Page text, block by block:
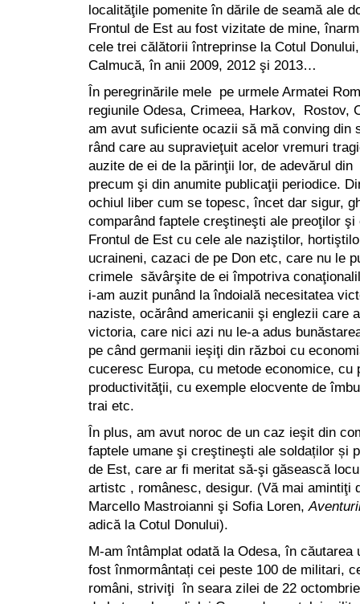
localităţile pomenite în dările de seamă ale
Frontul de Est au fost vizitate de mine,
cele trei călătorii întreprinse la Cotul
Calmucă, în anii 2009, 2012 şi 2013…
În peregrinările mele pe urmele Armatei
regiunile Odesa, Crimeea, Harkov, Rostov,
am avut suficiente ocazii să mă conving din
rând care au supravieţuit acelor vremuri
auzite de ei de la părinţii lor, de adevărul
precum şi din anumite publicaţii periodice.
ochiul liber cum se topesc, încet dar sigur,
comparând faptele creştineşti ale preoţilor
Frontul de Est cu cele ale naziştilor,
ucraineni, cazaci de pe Don etc, care nu le
crimele săvârşite de ei împotriva
i-am auzit punând la îndoială necesitatea
naziste, ocărând americanii şi englezii care
victoria, care nici azi nu le-a adus
pe când germanii ieşiţi din război cu
cuceresc Europa, cu metode economice, cu
productivităţii, cu exemple elocvente de
trai etc.
În plus, am avut noroc de un caz ieşit din
faptele umane şi creştineşti ale soldaților și
de Est, care ar fi meritat să-şi găsească
artistc , românesc, desigur. (Vă mai amintiţi
Marcello Mastroianni şi Sofia Loren,
adică la Cotul Donului).
M-am întâmplat odată la Odesa, în căutarea
fost înmormântați cei peste 100 de militari,
români, striviţi în seara zilei de 22